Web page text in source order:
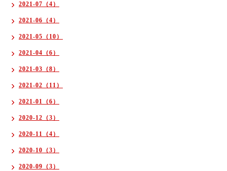
2021-07（4）
2021-06（4）
2021-05（10）
2021-04（6）
2021-03（8）
2021-02（11）
2021-01（6）
2020-12（3）
2020-11（4）
2020-10（3）
2020-09（3）